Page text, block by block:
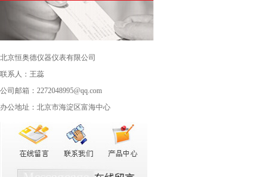
北京恒奥德仪器仪表有限公司
联系人：王蕊
公司邮箱：2272048995@qq.com
办公地址：北京市海淀区富海中心